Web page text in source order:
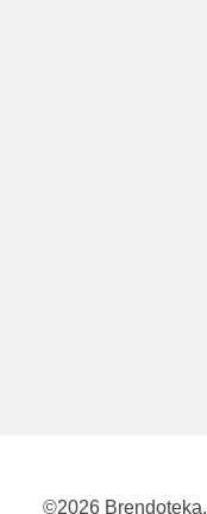
©2026 Brendoteka.